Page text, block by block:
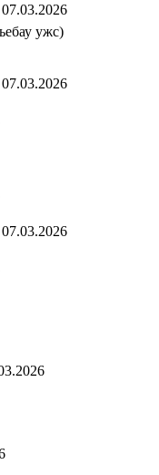
07.03.2026
ужс)
07.03.2026
07.03.2026